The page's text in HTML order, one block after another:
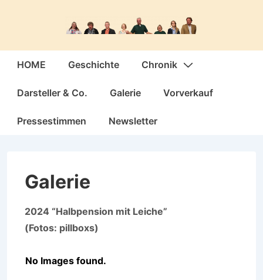
Hauptnavigation
HOME Geschichte Chronik
Darsteller & Co. Galerie Vorverkauf
Pressestimmen Newsletter
Galerie
2024 “Halbpension mit Leiche”
(Fotos: pillboxs)
No Images found.